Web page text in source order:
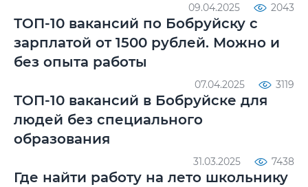
09.04.2025 2043
ТОП-10 вакансий по Бобруйску с
зарплатой от 1500 рублей. Можно и
без опыта работы
07.04.2025 3119
ТОП-10 вакансий в Бобруйске для
людей без специального
образования
31.03.2025 7438
Где найти работу на лето школьнику